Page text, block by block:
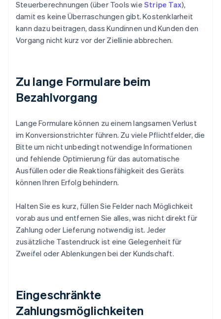
Steuerberechnungen (über Tools wie Stripe Tax),
damit es keine Überraschungen gibt. Kostenklarheit
kann dazu beitragen, dass Kundinnen und Kunden den
Vorgang nicht kurz vor der Ziellinie abbrechen.
Zu lange Formulare beim
Bezahlvorgang
Lange Formulare können zu einem langsamen Verlust
im Konversionstrichter führen. Zu viele Pflichtfelder, die
Bitte um nicht unbedingt notwendige Informationen
und fehlende Optimierung für das automatische
Ausfüllen oder die Reaktionsfähigkeit des Geräts
können Ihren Erfolg behindern.
Halten Sie es kurz, füllen Sie Felder nach Möglichkeit
vorab aus und entfernen Sie alles, was nicht direkt für
Zahlung oder Lieferung notwendig ist. Jeder
zusätzliche Tastendruck ist eine Gelegenheit für
Zweifel oder Ablenkungen bei der Kundschaft.
Eingeschränkte
Zahlungsmöglichkeiten